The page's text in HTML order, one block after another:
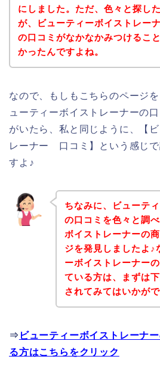
にしました。ただ、色々と探し
が、ビューティーボイストレー
の口コミがなかなかみつけるこ
かったんですよね。
なので、もしもこちらのページ
ューティーボイストレーナーの
がいたら、私と同じように、【
レーナー 口コミ】という感じ
すよ♪
ちなみに、ビューテ
の口コミを色々と調
ボイストレーナーの
ジを発見しましたよ♪
ーボイストレーナー
ている方は、まずは
されてみてはいかが
⇒ ビューティーボイストレーナ
る方はこちらをクリック